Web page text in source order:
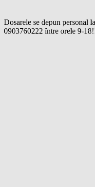
Dosarele se depun personal
0903760222 între orele 9-